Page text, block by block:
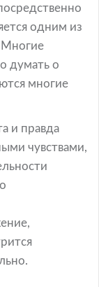
одним из
Многие
думать о
многие
и правда
чувствами,